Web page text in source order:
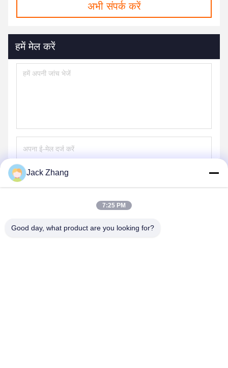
अभी संपर्क करें
हमें मेल करें
Jack Zhang
7:25 PM
Good day, what product are you looking for?